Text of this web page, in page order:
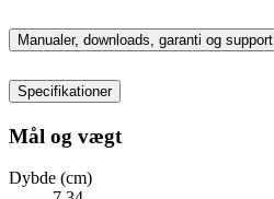
Manualer, downloads, garanti og support
Specifikationer
Mål og vægt
Dybde (cm)